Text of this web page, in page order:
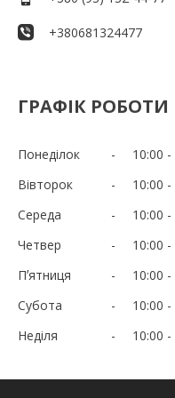
+380681324477
ГРАФІК РОБОТИ
Понеділок 10:00
Вівторок
10:00
Середа
10:00
Четвер
10:00
Пʼятниця
10:00
Субота
10:00
Неділя
10:00